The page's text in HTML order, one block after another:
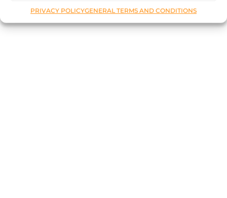
PRIVACY POLICYGENERAL TERMS AND CONDITIONS